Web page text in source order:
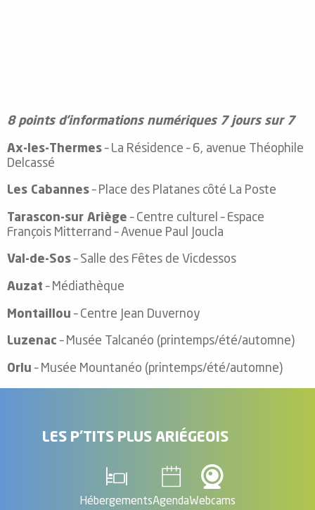
8 points d’informations numériques 7 jours sur 7
Ax-les-Thermes– La Résidence – 6, avenue Théophile
Delcassé
Les Cabannes– Place des Platanes côté La Poste
Tarascon-sur Ariège – Centre culturel – Espace
François Mitterrand – Avenue Paul Joucla
Val-de-Sos– Salle des Fêtes de Vicdessos
Auzat – Médiathèque
Montaillou – Centre Jean Duvernoy
Luzenac – Musée Talcanéo (printemps/été/automne)
Orlu – Musée Mountanéo (printemps/été/automne)
LES P'TITS PLUS ARIÉGEOIS
HébergementsAgendaWebcams